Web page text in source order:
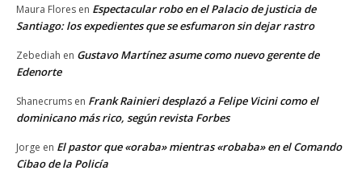
Maura Flores en Espectacular robo en el Palacio de justicia de
Santiago: los expedientes que se esfumaron sin dejar rastro
Zebediah en Gustavo Martínez asume como nuevo gerente de
Edenorte
Shanecrums en Frank Rainieri desplazó a Felipe Vicini como el
dominicano más rico, según revista Forbes
Jorge en El pastor que «oraba» mientras «robaba» en el Comando
Cibao de la Policía